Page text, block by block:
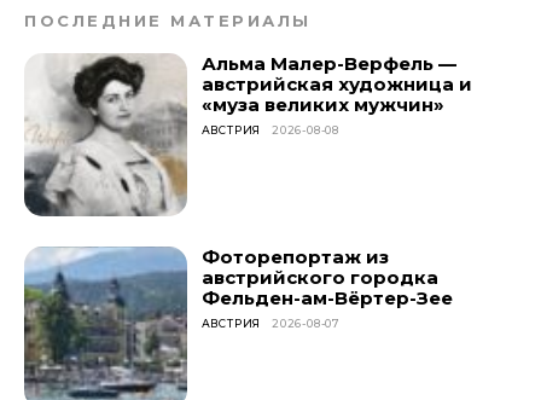
ПОСЛЕДНИЕ МАТЕРИАЛЫ
Альма Малер-Верфель —
австрийская художница и
«муза великих мужчин»
АВСТРИЯ 2026-08-08
Фоторепортаж из
австрийского городка
Фельден-ам-Вёртер-Зее
АВСТРИЯ 2026-08-07